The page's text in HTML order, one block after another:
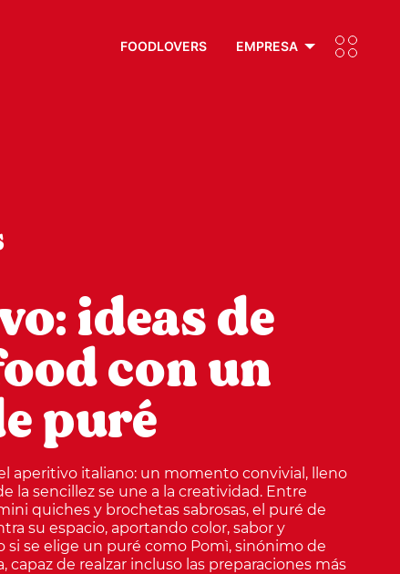
FOODLOVERS EMPRESA
ideas de
con un
puré
aperitivo italiano: un momento convivial, lleno
la sencillez se une a la creatividad. Entre
quiches y brochetas sabrosas, el puré de
su espacio, aportando color, sabor y
si se elige un puré como Pomì, sinónimo de
capaz de realzar incluso las preparaciones más